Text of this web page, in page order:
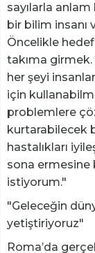
sayılarla
bir bilim
Öncelikle
takıma
her şeyi
için
problemlere
kurtarabilecek
hastalıkları
sona ermesine
istiyorum."
"Geleceğin
yetiştiriyoruz"
Roma’da